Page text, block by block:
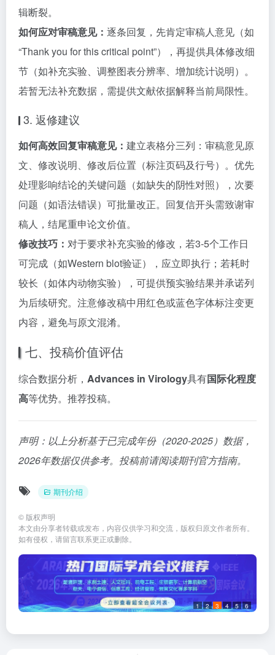
辑断裂。
如何应对审稿意见： 逐条回复，先肯定审稿人意见（如
“Thank you for this critical point”），再提供具体修改细
节（如补充实验、调整图表分辨率、增加统计说明）。
若暂无法补充数据，需提供文献依据解释当前局限性。
3. 返修建议
如何高效回复审稿意见： 建立表格分三列：审稿意见原
文、修改说明、修改后位置（标注页码及行号）。优先
处理影响结论的关键问题（如缺失的阴性对照），次要
问题（如语法错误）可批量改正。回复信开头需致谢审
稿人，结尾重申论文价值。
修改技巧： 对于要求补充实验的修改，若3-5个工作日
可完成（如Western blot验证），应立即执行；若耗时
较长（如体内动物实验），可提供预实验结果并承诺列
为后续研究。注意修改稿中用红色或蓝色字体标注变更
内容，避免与原文混淆。
七、投稿价值评估
综合数据分析， Advances in Virology具有国际化程度
高等优势。推荐投稿。
声明：以上分析基于已完成年份（2020-2025）数据，
2026年数据仅供参考。投稿前请阅读期刊官方指南。
期刊介绍
© 版权声明
本文由分享者转载或发布，内容仅供学习和交流，版权归原文作者所有。
如有侵权，请留言联系更正或删除。
1 2 3 4 5 6